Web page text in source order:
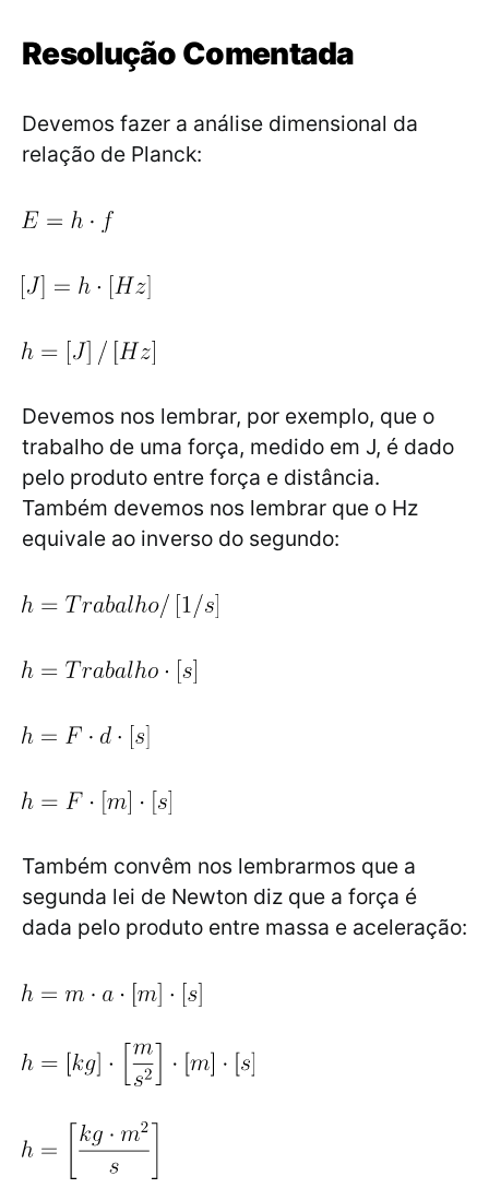
Resolução Comentada
Devemos fazer a análise dimensional da
relação de Planck:
Devemos nos lembrar, por exemplo, que o
trabalho de uma força, medido em J, é dado
pelo produto entre força e distância.
Também devemos nos lembrar que o Hz
equivale ao inverso do segundo:
Também convêm nos lembrarmos que a
segunda lei de Newton diz que a força é
dada pelo produto entre massa e aceleração: